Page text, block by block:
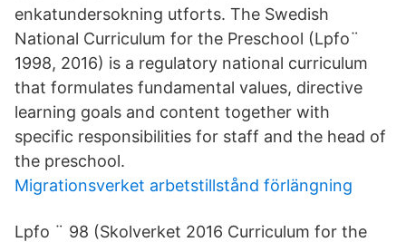
enkatundersokning utforts. The Swedish
National Curriculum for the Preschool (Lpfo¨
1998, 2016) is a regulatory national curriculum
that formulates fundamental values, directive
learning goals and content together with
specific responsibilities for staff and the head of
the preschool.
Migrationsverket arbetstillstånd förlängning
Lpfo ¨ 98 (Skolverket 2016 Curriculum for the